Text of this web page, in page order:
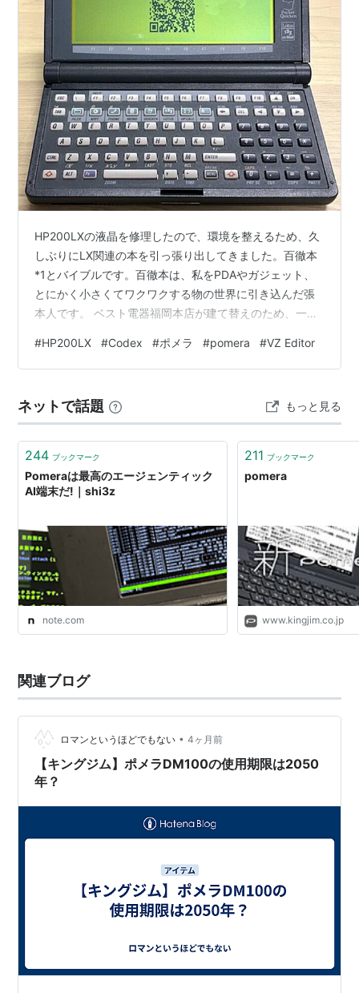
HP200LXの液晶を修理したので、環境を整えるため、久
しぶりにLX関連の本を引っ張り出してきました。百徹本
*1とバイブルです。百徹本は、私をPDAやガジェット、
とにかく小さくてワクワクする物の世界に引き込んだ張
本人です。 ベスト電器福岡本店が建て替えのため、一時
を立ち読みしました。そこで強い衝撃を受け、そのまま
購入したことを覚えています。 当時建て替えられたベス
CONFIG.SYSやAUTOEXEC.BATの書き方も、すっかり忘
れてしまっています。 しかし、初めて購入したPCMCIA
フラッシュ…
#HP200LX #Codex #ポメラ #pomera #VZ Editor
ネットで話題 もっと見る
244 ブックマーク
Pomeraは最高のエージェンティック
AI端末だ!｜shi3z
note.com
211 ブックマーク
pomera
www.kingjim.co.jp
関連ブログ
ロマンというほどでもない • 4ヶ月前
【キングジム】ポメラDM100の使用期限は2050
年？